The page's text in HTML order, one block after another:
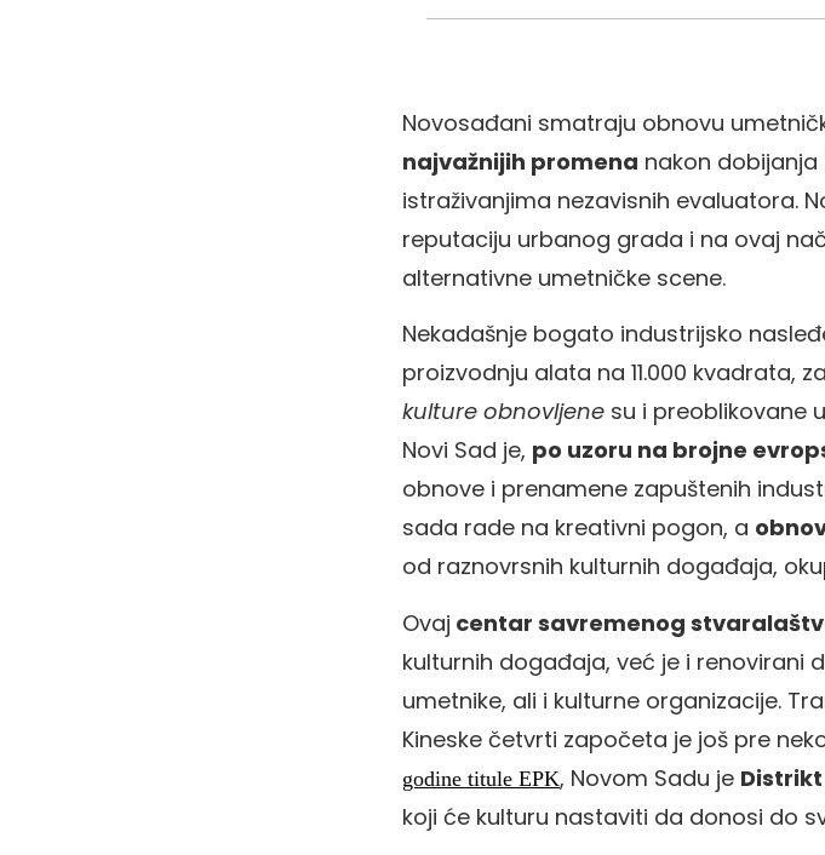
Novosađani smatraju obnovu
najvažnijih promena nakon dobijanja
istraživanjima nezavisnih evaluatora.
reputaciju urbanog grada i na ovaj
alternativne umetničke scene.
Nekadašnje bogato industrijsko
proizvodnju alata na 11.000 kvadrata,
kulture obnovljene su i preoblikovane u
Novi Sad je, po uzoru na brojne
obnove i prenamene zapuštenih
sada rade na kreativni pogon, a
od raznovrsnih kulturnih događaja,
Ovaj centar savremenog
kulturnih događaja, već je i renovirani
umetnike, ali i kulturne organizacije.
Kineske četvrti započeta je još pre
godine titule EPK, Novom Sadu je Distrikt
koji će kulturu nastaviti da donosi do